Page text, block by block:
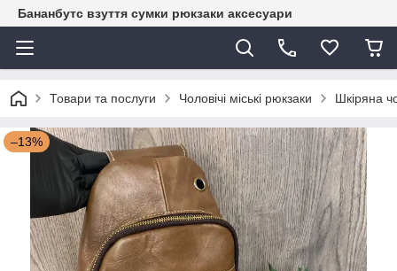
Бананбутс взуття сумки рюкзаки аксесуари
Товари та послуги Чоловічі міські рюкзаки Шкіряна
–13%